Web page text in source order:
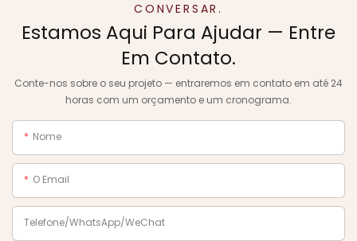
CONVERSAR.
Estamos Aqui Para Ajudar — Entre
Em Contato.
Conte-nos sobre o seu projeto — entraremos em contato em até 24
horas com um orçamento e um cronograma.
Nome
O Email
Telefone/WhatsApp/WeChat